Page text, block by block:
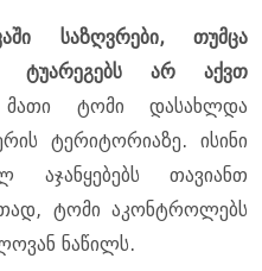
საზღვრები, თუმცა
ტუარეგებს არ აქვთ
ტომი დასახლდა
ტერიტორიაზე. ისინი
აჯანყებებს თავიანთ
ტომი აკონტროლებს
ნაწილს.